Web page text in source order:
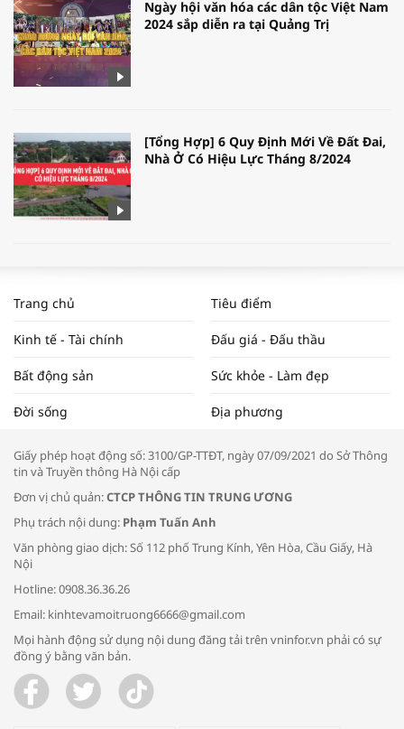
Ngày hội văn hóa các dân tộc Việt Nam
2024 sắp diễn ra tại Quảng Trị
[Tổng Hợp] 6 Quy Định Mới Về Đất Đai,
Nhà Ở Có Hiệu Lực Tháng 8/2024
NAM NĂM 2024 VÀ NĂM 2025 | NHỊP
ĐẬP THỊ TRƯỜNG #62
Tọa đàm “Xúc tiến thương mại: Khơi
Bác sĩ tư vấn cách phòng tránh bệnh
Trao yêu thương cho em
Trang chủ Tiêu điểm
Kinh tế - Tài chính Đấu giá - Đấu thầu
Bất động sản Sức khỏe - Làm đẹp
Đời sống Địa phương
Giấy phép hoạt động số: 3100/GP-TTĐT, ngày 07/09/2021 do Sở Thông
tin và Truyền thông Hà Nội cấp
Đơn vị chủ quản:CTCP THÔNG TIN TRUNG ƯƠNG
Phụ trách nội dung: Phạm Tuấn Anh
Văn phòng giao dịch: Số 112 phố Trung Kính, Yên Hòa, Cầu Giấy, Hà
Nội
Hotline: 0908.36.36.26
Email: kinhtevamoitruong6666@gmail.com
Mọi hành động sử dụng nội dung đăng tải trên vninfor.vn phải có sự
đồng ý bằng văn bản.